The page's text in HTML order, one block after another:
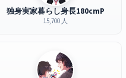
独身実家暮らし身長180cmP
15,700 人